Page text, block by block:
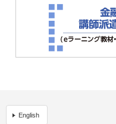
English